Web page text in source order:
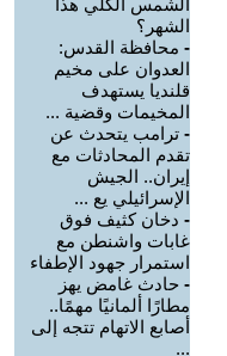
الشمس الكلي هذا
الشهر؟
- محافظة القدس:
العدوان على مخيم
قلنديا يستهدف
المخيمات وقضية ...
- ترامب يتحدث عن
تقدم المحادثات مع
إيران.. الجيش
الإسرائيلي يع ...
- دخان كثيف فوق
غابات واشنطن مع
استمرار جهود الإطفاء
- حادث غامض يهز
مطارًا ألمانيًا مهمًا..
أصابع الاتهام تتجه إلى
...